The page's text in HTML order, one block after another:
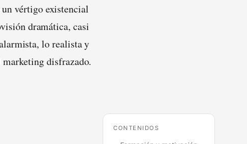
un vértigo existencial
dramática, casi
lo realista y
disfrazado.
CONTENIDOS